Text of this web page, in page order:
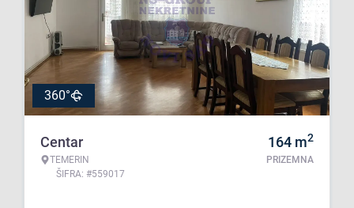
360°
Centar
TEMERIN
ŠIFRA: #559017
164 m2
PRIZEMNA